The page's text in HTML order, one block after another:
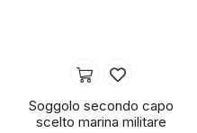
Soggolo secondo capo
scelto marina militare